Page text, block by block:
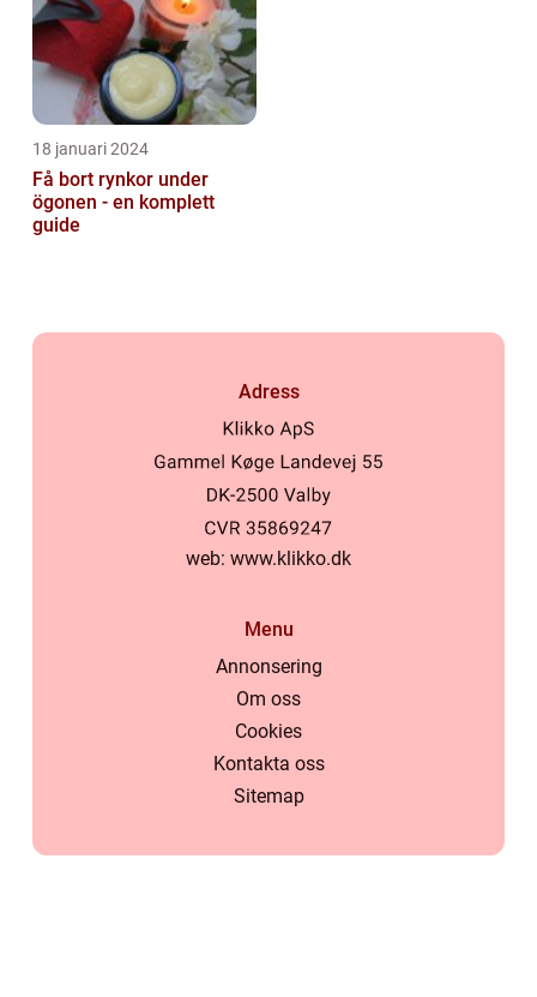
18 januari 2024
Få bort rynkor under
ögonen - en komplett
guide
Adress
web: www.klikko.dk
Menu
Annonsering
Om oss
Cookies
Kontakta oss
Sitemap